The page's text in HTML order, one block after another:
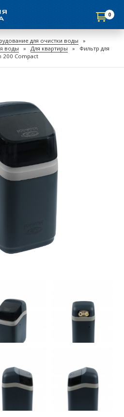
0
для очистки воды
»
воды
» Для квартиры »
Фильтр для
200 Compact
покупки
в корзину